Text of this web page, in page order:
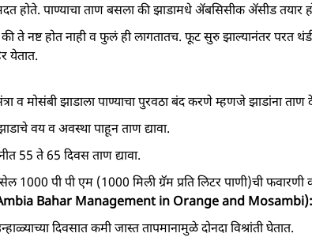
होते. पाण्याचा ताण बसला की झाडामधे ॲबसिसीक अ‍ॅसीड तयार
ते नष्ट होत नाही व फुलं ही लागतातच. फूट सुरु झाल्यानंतर परत
येतात.
व मोसंबी झाडाला पाण्याचा पुरवठा बंद करणे म्हणजे झाडांना ताण
वय व अवस्था पाहून ताण द्यावा.
55 ते 65 दिवस ताण द्यावा.
1000 पी पी एम (1000 मिली ग्रॅम प्रति लिटर पाणी)ची फवारणी
(Ambia Bahar Management in Orange and Mosambi):
दिवसात कमी जास्त तापमानामुळे दोनदा विश्रांती घेतात.